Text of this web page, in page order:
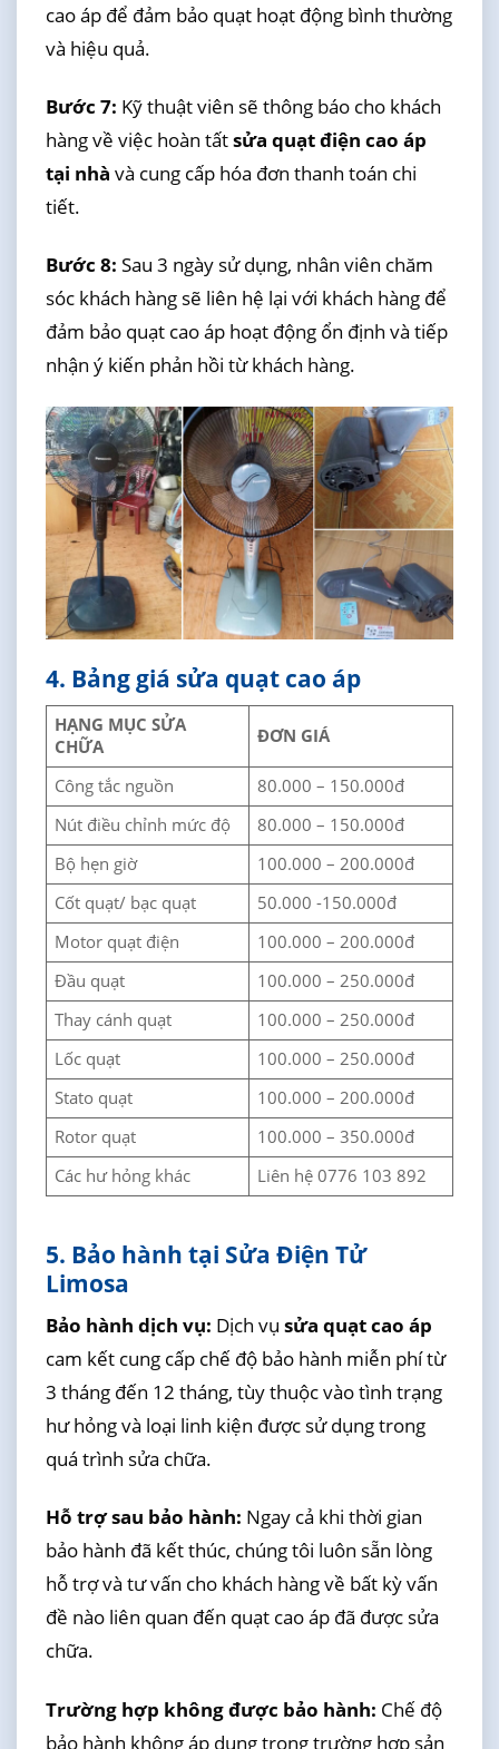
cao áp để đảm bảo quạt hoạt động bình thường
và hiệu quả.
Bước 7: Kỹ thuật viên sẽ thông báo cho khách
hàng về việc hoàn tấtsửa quạt điện cao áp
tại nhà và cung cấp hóa đơn thanh toán chi
tiết.
Bước 8: Sau 3 ngày sử dụng, nhân viên chăm
sóc khách hàng sẽ liên hệ lại với khách hàng để
đảm bảo quạt cao áp hoạt động ổn định và tiếp
nhận ý kiến phản hồi từ khách hàng.
4. Bảng giá sửa quạt cao áp
HẠNG MỤC SỬA
CHỮA
ĐƠN GIÁ
Công tắc nguồn
80.000 – 150.000đ
Nút điều chỉnh mức độ
80.000 – 150.000đ
Bộ hẹn giờ
100.000 – 200.000đ
Cốt quạt/ bạc quạt
50.000 -150.000đ
Motor quạt điện
100.000 – 200.000đ
Đầu quạt
100.000 – 250.000đ
Thay cánh quạt
100.000 – 250.000đ
Lốc quạt
100.000 – 250.000đ
Stato quạt
100.000 – 200.000đ
Rotor quạt
100.000 – 350.000đ
Các hư hỏng khác
Liên hệ 0776 103 892
5. Bảo hành tại Sửa Điện Tử
Limosa
Bảo hành dịch vụ: Dịch vụ sửa quạt cao áp
cam kết cung cấp chế độ bảo hành miễn phí từ
3 tháng đến 12 tháng, tùy thuộc vào tình trạng
hư hỏng và loại linh kiện được sử dụng trong
quá trình sửa chữa.
Hỗ trợ sau bảo hành: Ngay cả khi thời gian
bảo hành đã kết thúc, chúng tôi luôn sẵn lòng
hỗ trợ và tư vấn cho khách hàng về bất kỳ vấn
đề nào liên quan đến quạt cao áp đã được sửa
chữa.
Trường hợp không được bảo hành: Chế độ
bảo hành không áp dụng trong trường hợp sản